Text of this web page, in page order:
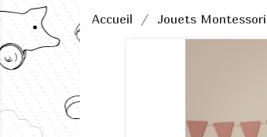
Accueil Jouets Montessori